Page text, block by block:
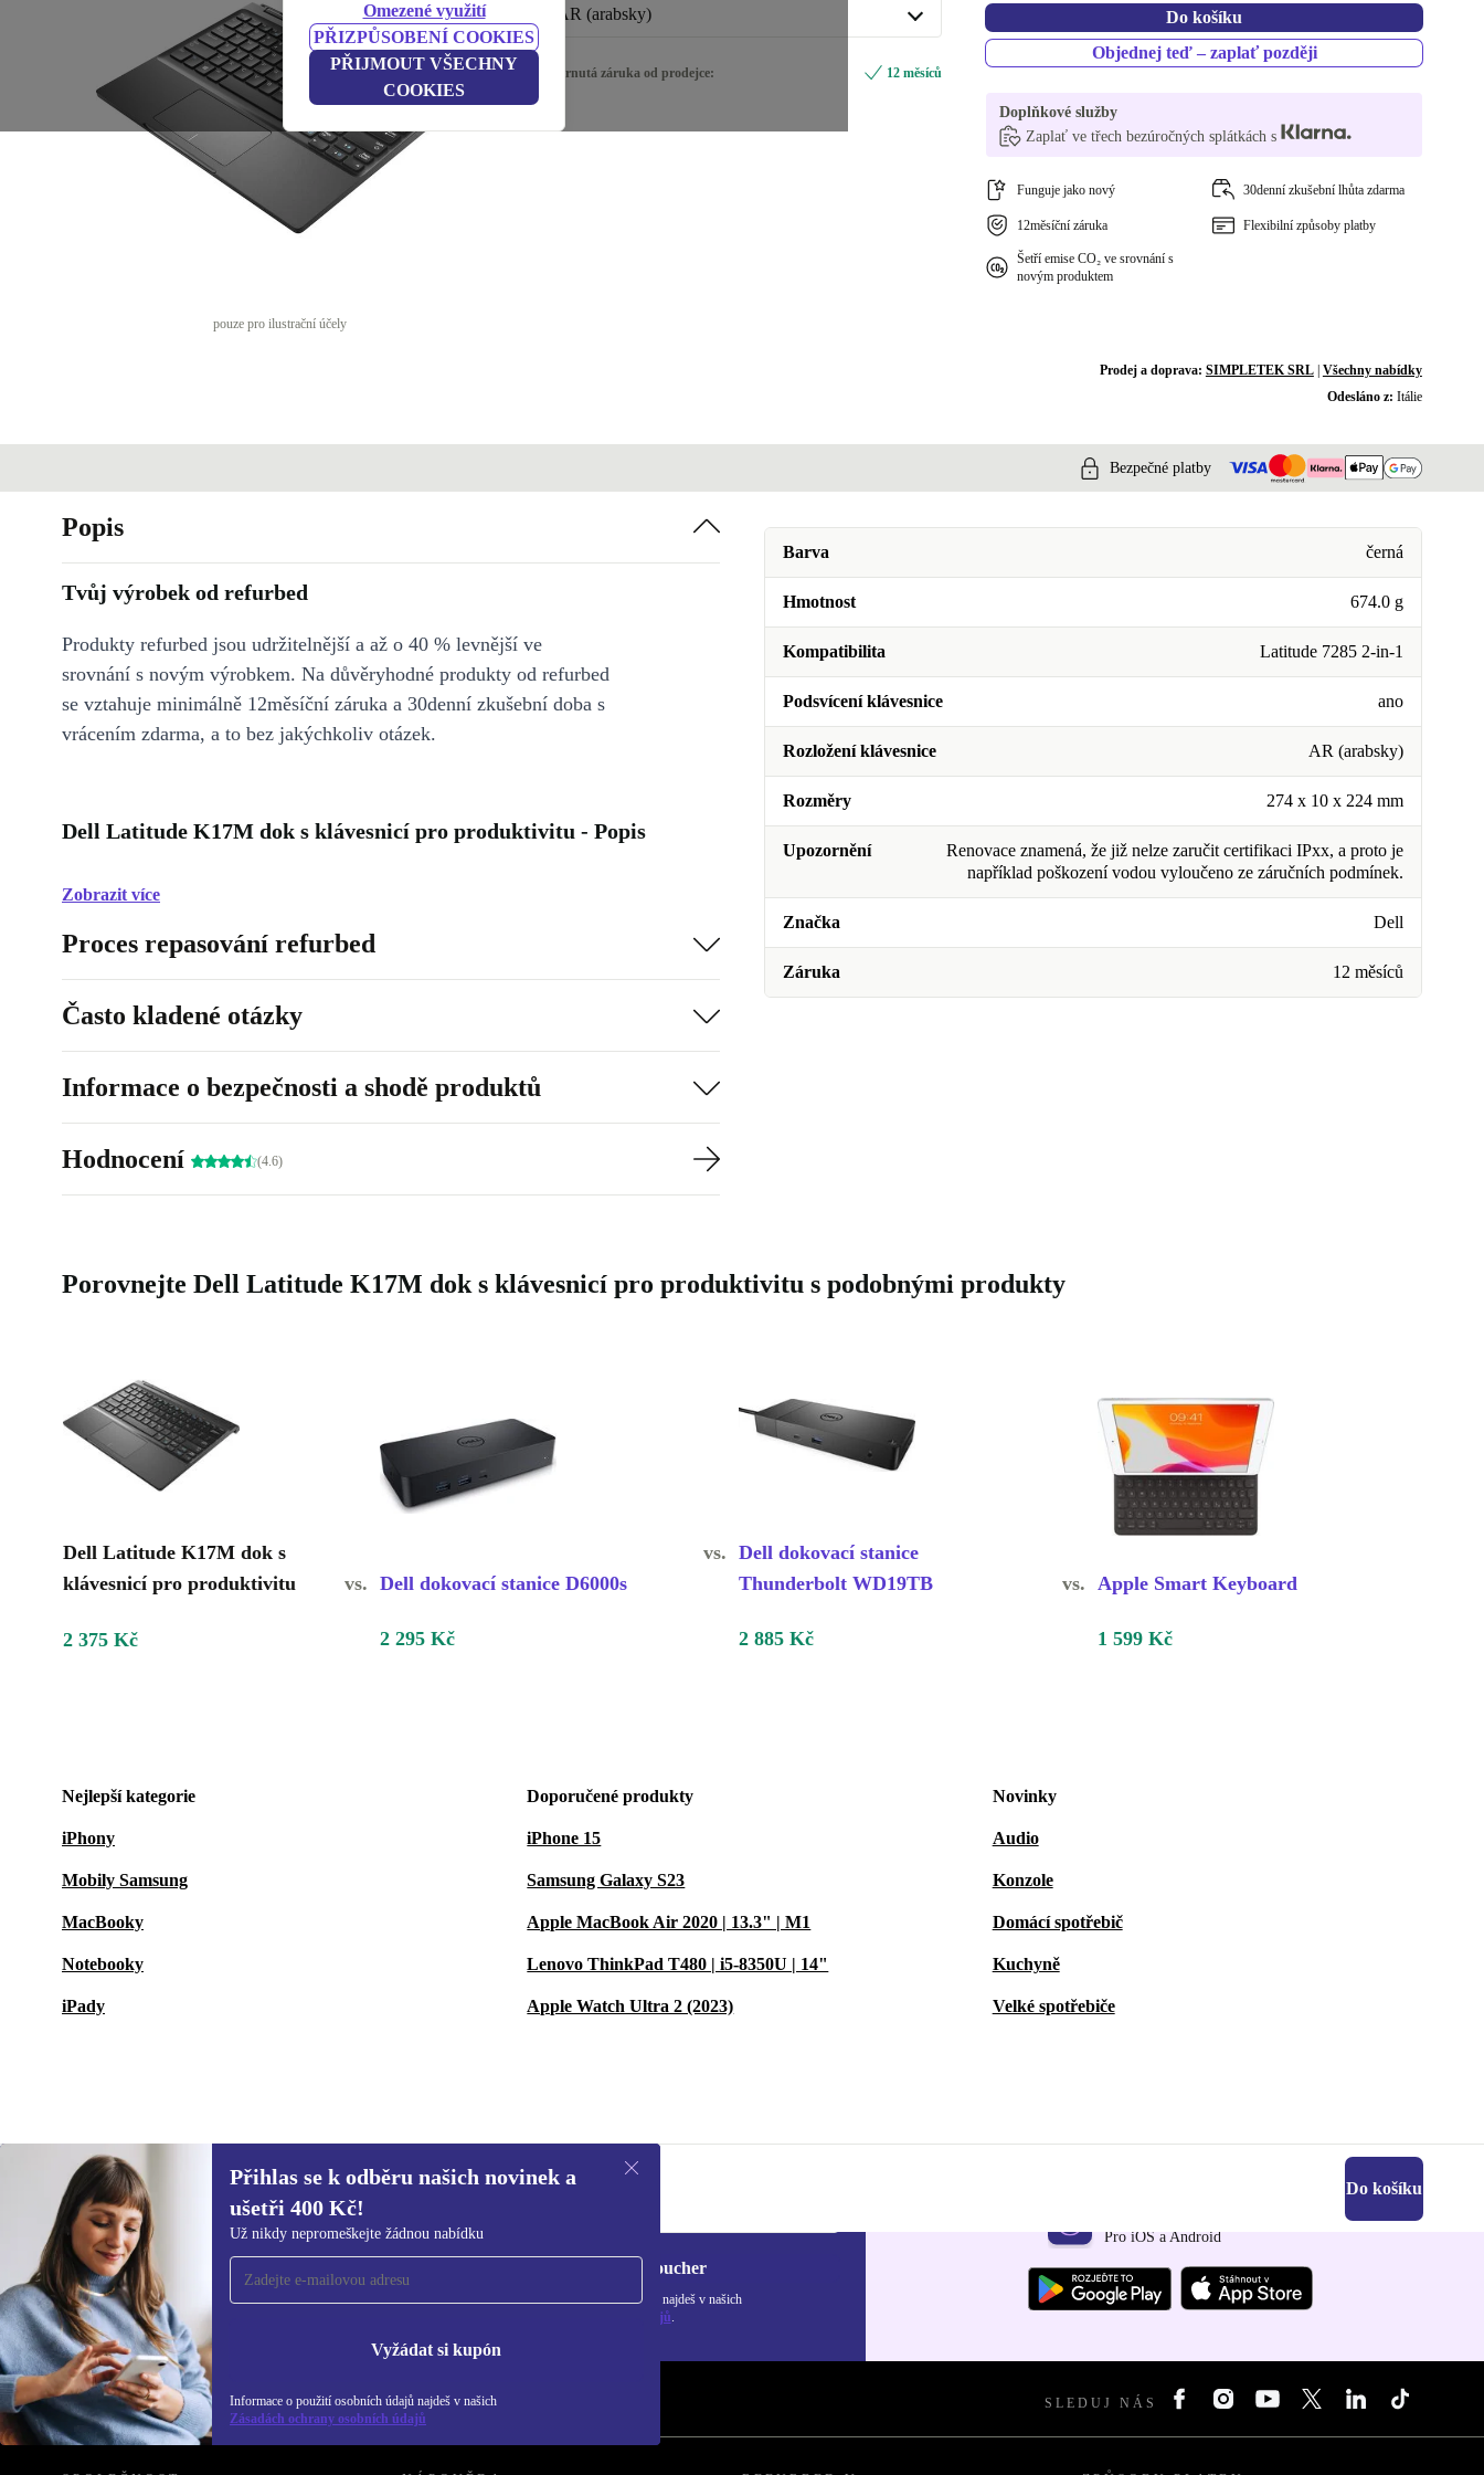
Omezené využití
PŘIZPŮSOBENÍ COOKIES
PŘIJMOUT VŠECHNY
COOKIES
pouze pro ilustrační účely
AR (arabsky)
Zahrnutá záruka od prodejce: 12 měsíců
Do košíku
Objednej teď – zaplať později
Doplňkové služby
Zaplať ve třech bezúročných splátkách s
Funguje jako nový 30denní zkušební lhůta zdarma
12měsíční záruka Flexibilní způsoby platby
Šetří emise CO₂ ve srovnání s
novým produktem
Prodej a doprava: SIMPLETEK SRL| Všechny nabídky
Odesláno z: Itálie
Bezpečné platby
Barva černá
Hmotnost 674.0 g
Kompatibilita Latitude 7285 2-in-1
Podsvícení klávesnice ano
Rozložení klávesnice AR (arabsky)
Rozměry 274 x 10 x 224 mm
Upozornění
Renovace znamená, že již nelze zaručit certifikaci IPxx, a proto je
například poškození vodou vyloučeno ze záručních podmínek.
Značka Dell
Záruka 12 měsíců
Popis
Tvůj výrobek od refurbed
Produkty refurbed jsou udržitelnější a až o 40 % levnější ve
srovnání s novým výrobkem. Na důvěryhodné produkty od refurbed
se vztahuje minimálně 12měsíční záruka a 30denní zkušební doba s
vrácením zdarma, a to bez jakýchkoliv otázek.
Dell Latitude K17M dok s klávesnicí pro produktivitu - Popis
Zobrazit více
Proces repasování refurbed
Často kladené otázky
Informace o bezpečnosti a shodě produktů
Hodnocení (4.6)
Porovnejte Dell Latitude K17M dok s klávesnicí pro produktivitu s podobnými produkty
Dell Latitude K17M dok s
klávesnicí pro produktivitu
vs. Dell dokovací stanice D6000s
vs. Dell dokovací stanice
Thunderbolt WD19TB
vs. Apple Smart Keyboard
2 375 Kč 2 295 Kč 2 885 Kč 1 599 Kč
Nejlepší kategorie
iPhony
Mobily Samsung
MacBooky
Notebooky
iPady
Doporučené produkty
iPhone 15
Samsung Galaxy S23
Apple MacBook Air 2020 | 13.3" | M1
Lenovo ThinkPad T480 | i5-8350U | 14"
Apple Watch Ultra 2 (2023)
Novinky
Audio
Konzole
Domácí spotřebič
Kuchyně
Velké spotřebiče
2 375 Kč Do košíku
Přihlas se k odběru našich novinek a
ušetři 400 Kč!
Už nikdy nepromeškejte žádnou nabídku
Vyžádat si kupón
Informace o použití osobních údajů najdeš v našich
Zásadách ochrany osobních údajů
Přihlas se k odběru našich novinek a
ušetři 400 Kč!
Už nikdy nepromeškej žádnou nabídku.
Chci voucher
Informace o použití osobních údajů najdeš v našich
Zásadách ochrany osobních údajů.
Pro iOS a Android
REFURBED ČESKO - RETHINK NEW. SLEDUJ NÁS